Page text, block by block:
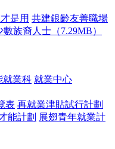
是用 共建銀齡友善職場
族裔人士（7.29MB）
就業科 就業中心
表 再就業津貼試行計劃
能計劃 展翅青年就業計